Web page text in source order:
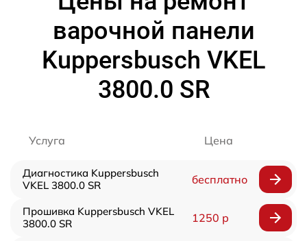
варочной панели
Kuppersbusch VKEL
3800.0 SR
Услуга Цена
Диагностика Kuppersbusch
VKEL 3800.0 SR
бесплатно
Прошивка Kuppersbusch VKEL
3800.0 SR
1250 р